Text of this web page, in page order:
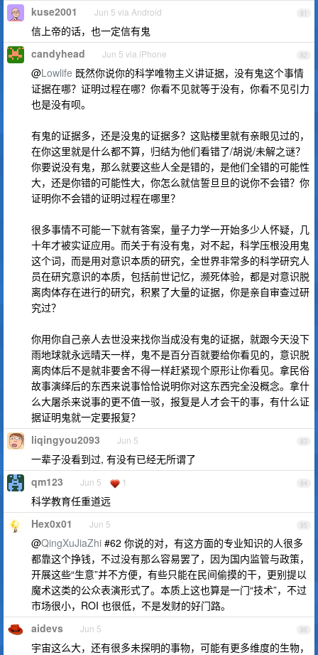
81
kuse2001 Jun 5 via Android
信上帝的话，也一定信有鬼
82
candyhead Jun 5 via iPhone
@Lowlife 既然你说你的科学唯物主义讲证据，没有鬼这个事情
证据在哪？证明过程在哪？你看不见就等于没有，你看不见引力
也是没有呗。
有鬼的证据多，还是没鬼的证据多？这贴楼里就有亲眼见过的，
在你这里就是什么都不算，归结为他们看错了/胡说/未解之谜？
你要说没有鬼，那么就要这些人全是错的，是他们全错的可能性
大，还是你错的可能性大，你怎么就信誓旦旦的说你不会错？你
证明你不会错的证明过程在哪里？
很多事情不可能一下就有答案，量子力学一开始多少人怀疑，几
十年才被实证应用。而关于有没有鬼，对不起，科学压根没用鬼
这个词，而是用对意识本质的研究，全世界非常多的科学研究人
员在研究意识的本质，包括前世记忆，濒死体验，都是对意识脱
离肉体存在进行的研究，积累了大量的证据，你是亲自审查过研
究过？
你用你自己亲人去世没来找你当成没有鬼的证据，就跟今天没下
雨地球就永远晴天一样，鬼不是百分百就要给你看见的，意识脱
离肉体后不是就非要舍不得一样赶紧现个原形让你看见。拿民俗
故事演绎后的东西来说事恰恰说明你对这东西完全没概念。拿什
么大屠杀来说事的更不值一驳，报复是人才会干的事，有什么证
据证明鬼就一定要报复？
83
liqingyou2093 Jun 5
一辈子没看到过, 有没有已经无所谓了
84
qm123 Jun 5 1
科学教育任重道远
85
Hex0x01 Jun 5
@QingXuJiaZhi #62 你说的对，有这方面的专业知识的人很多
都靠这个挣钱，不过没有那么容易罢了，因为国内监管与政策，
开展这些“生意”并不方便，有些只能在民间偷摸的干，更别提以
魔术这类的公众表演形式了。本质上这也算是一门“技术”，不过
市场很小，ROI 也很低，不是发财的好门路。
86
aidevs Jun 5
宇宙这么大，还有很多未探明的事物，可能有更多维度的生物，